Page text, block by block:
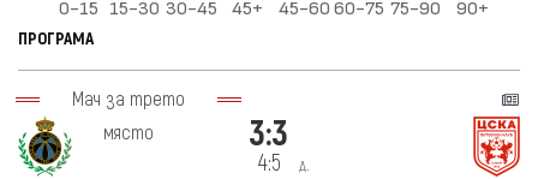
ПРОГРАМА
Мач за трето
място
3:3
4:5 д.